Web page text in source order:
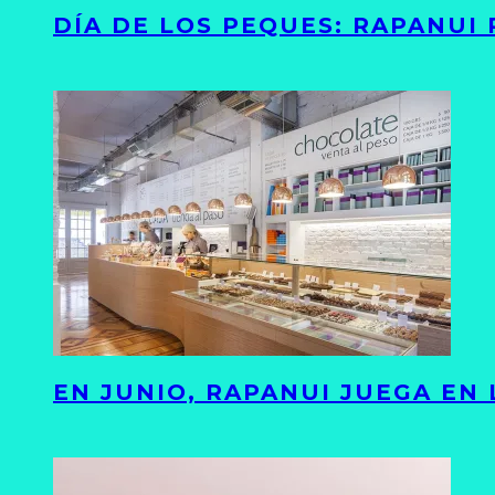
DÍA DE LOS PEQUES: RAPANUI
EN JUNIO, RAPANUI JUEGA EN